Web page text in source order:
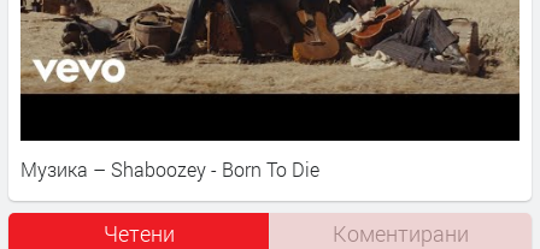
Музика – Shaboozey - Born To Die
Четени Коментирани